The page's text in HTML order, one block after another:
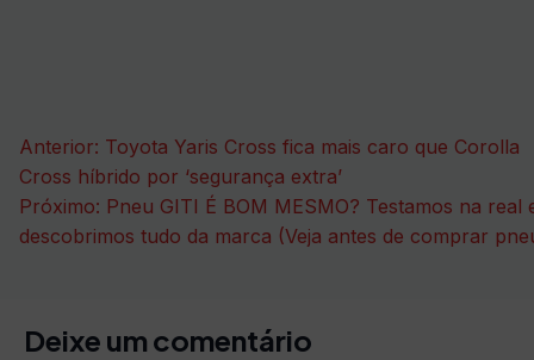
Navegação
de
Post
Anterior: Toyota Yaris Cross fica mais caro que Corolla
Cross híbrido por ‘segurança extra’
Próximo: Pneu GITI É BOM MESMO? Testamos na real
descobrimos tudo da marca (Veja antes de comprar
Deixe um comentário